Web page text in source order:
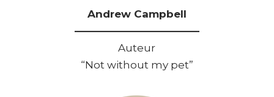
Andrew Campbell
————————————
Auteur
“Not without my pet”